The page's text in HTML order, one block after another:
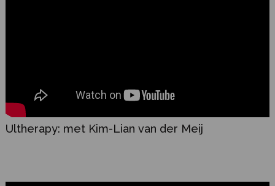
Ultherapy: met Kim-Lian van der Meij